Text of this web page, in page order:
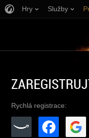
Hry Služby
Rychlá registrace: